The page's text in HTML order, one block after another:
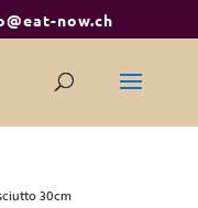
now.ch
30cm